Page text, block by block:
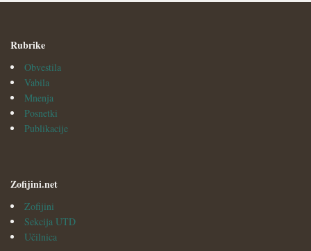
Rubrike
Obvestila
Vabila
Mnenja
Posnetki
Publikacije
Zofijini.net
Zofijini
Sekcija UTD
Učilnica